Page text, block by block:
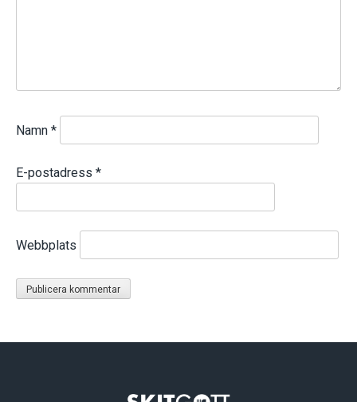
Namn *
E-postadress *
Webbplats